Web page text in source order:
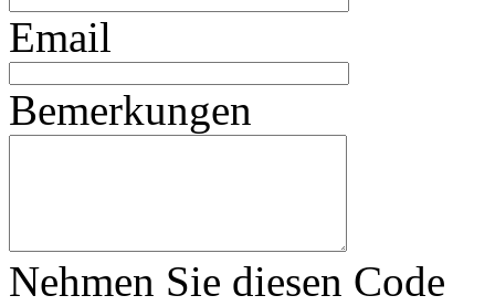
Email
Bemerkungen
Nehmen Sie diesen Code